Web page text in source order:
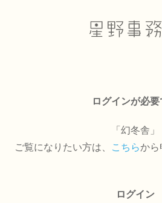
ログインが必要
「幻冬舎」
ご覧になりたい方は、
こちらから
ログイン